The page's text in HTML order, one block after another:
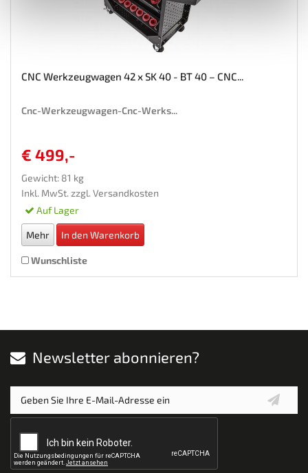
CNC Werkzeugwagen 42 x SK 40 - BT 40 – CNC...
Cnc-Werkzeugwagen-Cnc-Werks...
€ 499,-
Gewicht: 81 kg
Inkl. MwSt. zzgl. Versandkosten
Auf Lager
Mehr In den Warenkorb
Wunschliste
Newsletter abonnieren?